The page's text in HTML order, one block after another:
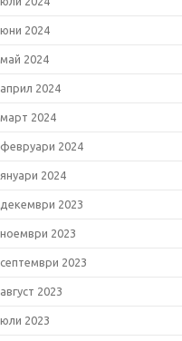
юни 2024
май 2024
април 2024
март 2024
февруари 2024
януари 2024
декември 2023
ноември 2023
септември 2023
август 2023
юли 2023